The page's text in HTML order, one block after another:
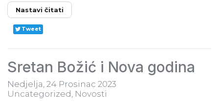
Nastavi čitati
Tweet
Sretan Božić i Nova godina
Nedjelja, 24 Prosinac 2023
Uncategorized Novosti